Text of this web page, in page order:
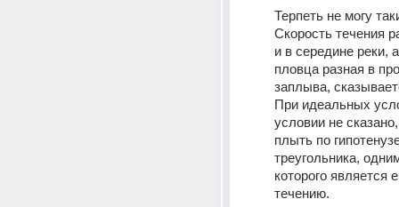
Терпеть не могу
Скорость течения
и в середине реки,
пловца разная в
заплыва,
При идеальных
условии не
плыть по
треугольника,
которого является
течению.